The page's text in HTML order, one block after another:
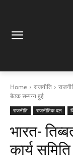
Home राजनीति
बैठक सम्पन्न हुई
राजनीति राजनीतिक दल
भारत-
कार्य